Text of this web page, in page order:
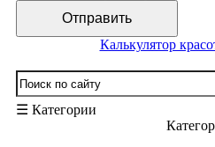
Калькулятор
☰ Категории